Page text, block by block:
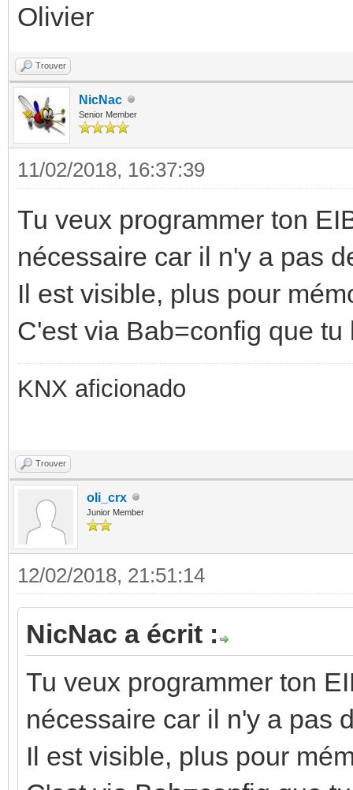
Olivier
Trouver
NicNac
Senior Member
11/02/2018, 16:37:39
Tu veux programmer ton
nécessaire car il n'y a pas
Il est visible, plus pour
C'est via Bab=config que
KNX aficionado
Trouver
oli_crx
Junior Member
12/02/2018, 21:51:14
NicNac a écrit :
Tu veux programmer ton
nécessaire car il n'y a pas
Il est visible, plus pour